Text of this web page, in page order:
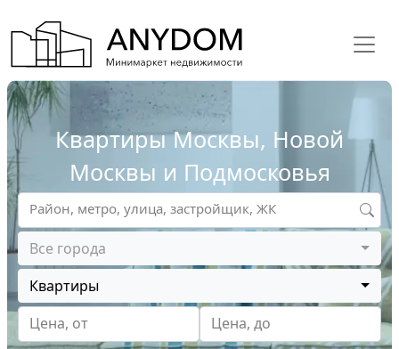
Квартиры Москвы, Новой
Москвы и Подмосковья
Все города
Квартиры
Цена, от
Цена, до
Район, метро, улица, застройщик, ЖК